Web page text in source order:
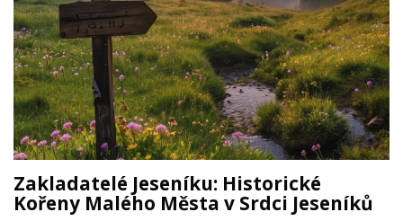
Zakladatelé Jeseníku: Historické
Kořeny Malého Města v Srdci Jeseníků